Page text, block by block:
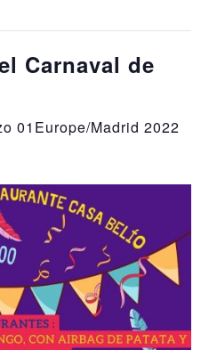
Carnaval de
01Europe/Madrid 2022